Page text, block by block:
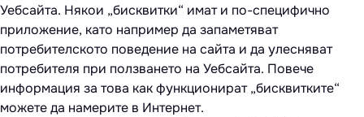
Уебсайта. Някои „бисквитки“ имат и по-специфично
приложение, като например да запаметяват
потребителското поведение на сайта и да улесняват
потребителя при ползването на Уебсайта. Повече
информация за това как функционират „бисквитките“
можете да намерите в Интернет.